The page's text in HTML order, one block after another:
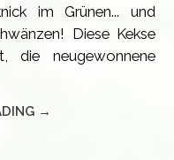
im Grünen... und
Diese Kekse
die neugewonnene
→